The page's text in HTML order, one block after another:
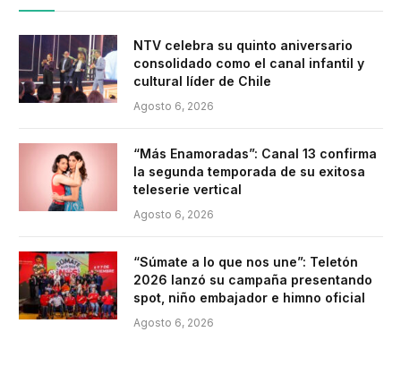
NTV celebra su quinto aniversario
consolidado como el canal infantil y
cultural líder de Chile
Agosto 6, 2026
“Más Enamoradas”: Canal 13 confirma
la segunda temporada de su exitosa
teleserie vertical
Agosto 6, 2026
“Súmate a lo que nos une”: Teletón
2026 lanzó su campaña presentando
spot, niño embajador e himno oficial
Agosto 6, 2026